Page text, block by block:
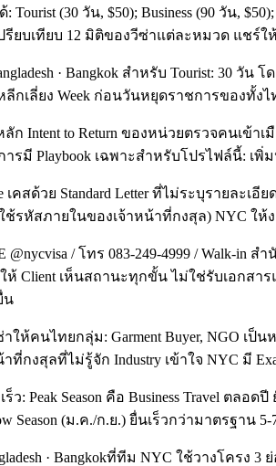
(30 วัน, $50); Business (90 วัน,
ยบเทียบ 12 มิติของวีซ่าแต่ละหมวด แชร์ใ
· Bangkok สำหรับ Tourist: 30
ลีกเลี่ยง Week ก่อนวันหยุดราชการของทั้
Intent to Return ของหน่วยตรวจคนเข้
รมี Playbook เฉพาะสำหรับโปรไฟล์นี้: เพิ่
เคสด้วย Standard Letter ที่ไม่ระบุรายล
ใช้รหัสภายในของเจ้าหน้าที่กงสุล) NYC ใ
/ โทร 083-249-4999 / Walk-
ห้ Client เห็นสถานะทุกขั้น ไม่ใช่รับเอกสา
น
ซ่าให้คนไทยกลุ่ม: Garment Buyer, NGO
งสุลที่ไม่รู้จัก Industry เข้าใจ NYC มี
: Peak Season คือ Business Travel ต
Season (ม.ค./ก.ย.) ยื่นเร็วกว่ามาตรฐาน 5-
· Bangkokที่ทีม NYC ใช้วางโครง